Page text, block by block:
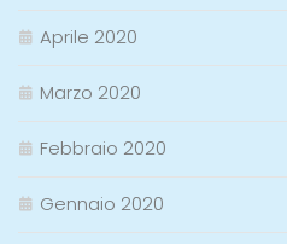
Aprile 2020
Marzo 2020
Febbraio 2020
Gennaio 2020